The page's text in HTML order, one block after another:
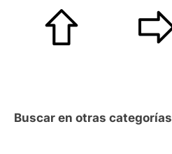
Buscar en otras categorías